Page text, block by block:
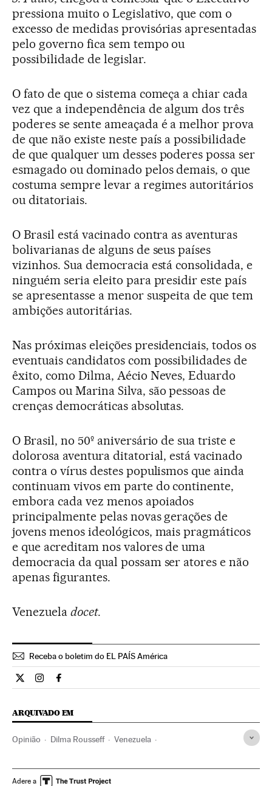
pressiona muito o Legislativo, que com o
excesso de medidas provisórias apresentadas
pelo governo fica sem tempo ou
possibilidade de legislar.
O fato de que o sistema começa a chiar cada
vez que a independência de algum dos três
poderes se sente ameaçada é a melhor prova
de que não existe neste país a possibilidade
de que qualquer um desses poderes possa ser
esmagado ou dominado pelos demais, o que
costuma sempre levar a regimes autoritários
ou ditatoriais.
O Brasil está vacinado contra as aventuras
bolivarianas de alguns de seus países
vizinhos. Sua democracia está consolidada, e
ninguém seria eleito para presidir este país
se apresentasse a menor suspeita de que tem
ambições autoritárias.
Nas próximas eleições presidenciais, todos os
eventuais candidatos com possibilidades de
êxito, como Dilma, Aécio Neves, Eduardo
Campos ou Marina Silva, são pessoas de
crenças democráticas absolutas.
O Brasil, no 50º aniversário de sua triste e
dolorosa aventura ditatorial, está vacinado
contra o vírus destes populismos que ainda
continuam vivos em parte do continente,
embora cada vez menos apoiados
principalmente pelas novas gerações de
jovens menos ideológicos, mais pragmáticos
e que acreditam nos valores de uma
democracia da qual possam ser atores e não
apenas figurantes.
Venezuela docet.
Receba o boletim do EL PAÍS América
Opiniao El País Brasil en Twitter
Opiniao El País Brasil en Instagram
Opiniao El País Brasil en Facebook
ARQUIVADO EM
Opinião Dilma Rousseff Venezuela
Ditadura militar Brasil Presidência Brasil
Adere a